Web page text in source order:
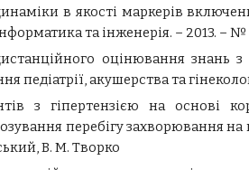
в якості маркерів
та інженерія. – 2013. –
оцінювання знань з
педіатрії, акушерства та
з гіпертензією на основі
перебігу
В. М. Творко